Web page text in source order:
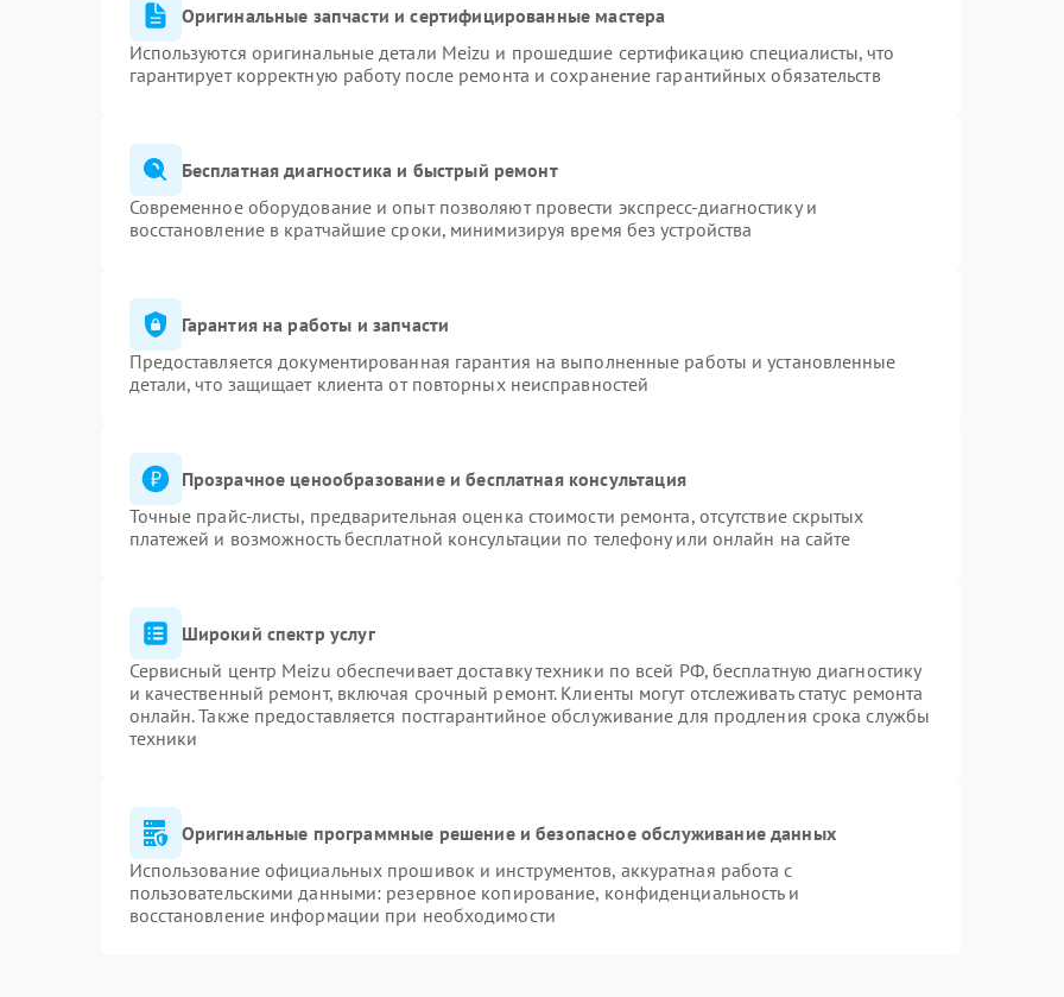
Оригинальные запчасти и сертифицированные мастера
Используются оригинальные детали Meizu и прошедшие сертификацию специалисты, что
гарантирует корректную работу после ремонта и сохранение гарантийных обязательств
Бесплатная диагностика и быстрый ремонт
Современное оборудование и опыт позволяют провести экспресс-диагностику и
восстановление в кратчайшие сроки, минимизируя время без устройства
Гарантия на работы и запчасти
Предоставляется документированная гарантия на выполненные работы и установленные
детали, что защищает клиента от повторных неисправностей
Прозрачное ценообразование и бесплатная консультация
Точные прайс-листы, предварительная оценка стоимости ремонта, отсутствие скрытых
платежей и возможность бесплатной консультации по телефону или онлайн на сайте
Широкий спектр услуг
Сервисный центр Meizu обеспечивает доставку техники по всей РФ, бесплатную диагностику
и качественный ремонт, включая срочный ремонт. Клиенты могут отслеживать статус ремонта
онлайн. Также предоставляется постгарантийное обслуживание для продления срока службы
техники
Оригинальные программные решение и безопасное обслуживание данных
Использование официальных прошивок и инструментов, аккуратная работа с
пользовательскими данными: резервное копирование, конфиденциальность и
восстановление информации при необходимости